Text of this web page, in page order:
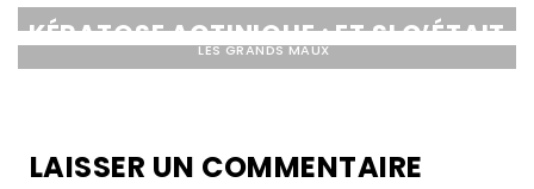
KÉRATOSE ACTINIQUE : ET SI C’ÉTAIT
MOI ?
LES GRANDS MAUX
LAISSER UN COMMENTAIRE